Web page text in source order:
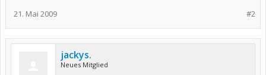
#2
21. Mai 2009
jackys.
Neues Mitglied